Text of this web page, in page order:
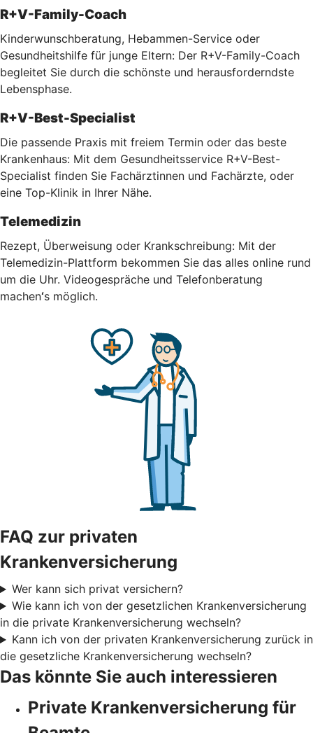
R+V-Family-Coach
Kinderwunschberatung, Hebammen-Service oder
Gesundheitshilfe für junge Eltern: Der R+V-Family-Coach
begleitet Sie durch die schönste und herausforderndste
Lebensphase.
R+V-Best-Specialist
Die passende Praxis mit freiem Termin oder das beste
Krankenhaus: Mit dem Gesundheitsservice R+V-Best-
Specialist finden Sie Fachärztinnen und Fachärzte, oder
eine Top-Klinik in Ihrer Nähe.
Telemedizin
Rezept, Überweisung oder Krankschreibung: Mit der
Telemedizin-Plattform bekommen Sie das alles online rund
um die Uhr. Videogespräche und Telefonberatung
machen‘s möglich.
FAQ zur privaten
Krankenversicherung
Wer kann sich privat versichern?
Wie kann ich von der gesetzlichen Krankenversicherung
in die private Krankenversicherung wechseln?
Kann ich von der privaten Krankenversicherung zurück in
die gesetzliche Krankenversicherung wechseln?
Das könnte Sie auch interessieren
Private Krankenversicherung für